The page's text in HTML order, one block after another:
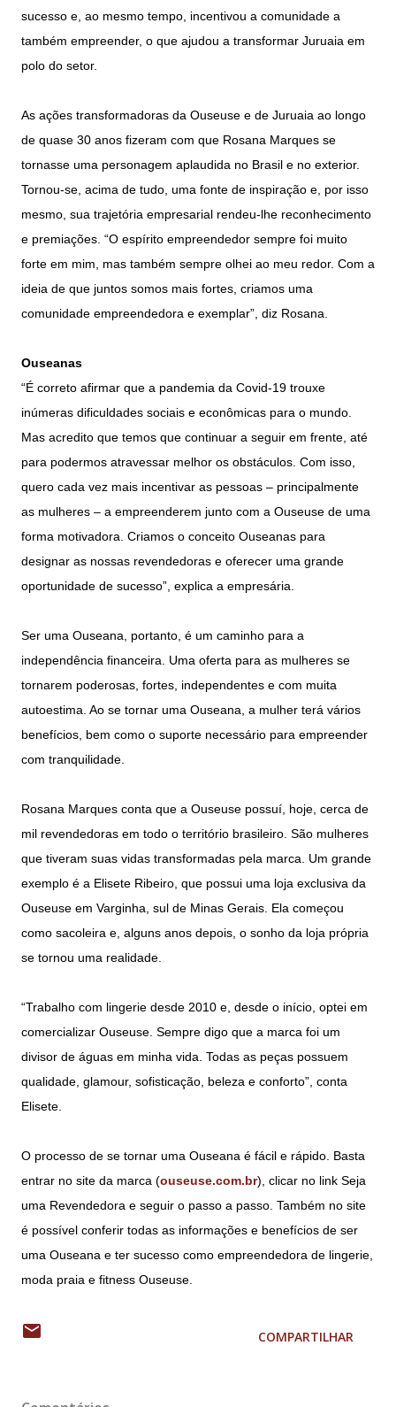
sucesso e, ao mesmo tempo, incentivou a comunidade a
também empreender, o que ajudou a transformar Juruaia em
polo do setor.
As ações transformadoras da Ouseuse e de Juruaia ao longo
de quase 30 anos fizeram com que Rosana Marques se
tornasse uma personagem aplaudida no Brasil e no exterior.
Tornou-se, acima de tudo, uma fonte de inspiração e, por isso
mesmo, sua trajetória empresarial rendeu-lhe reconhecimento
e premiações. “O espírito empreendedor sempre foi muito
forte em mim, mas também sempre olhei ao meu redor. Com a
ideia de que juntos somos mais fortes, criamos uma
comunidade empreendedora e exemplar”, diz Rosana.
Ouseanas
“É correto afirmar que a pandemia da Covid-19 trouxe
inúmeras dificuldades sociais e econômicas para o mundo.
Mas acredito que temos que continuar a seguir em frente, até
para podermos atravessar melhor os obstáculos. Com isso,
quero cada vez mais incentivar as pessoas – principalmente
as mulheres – a empreenderem junto com a Ouseuse de uma
forma motivadora. Criamos o conceito Ouseanas para
designar as nossas revendedoras e oferecer uma grande
oportunidade de sucesso”, explica a empresária.
Ser uma Ouseana, portanto, é um caminho para a
independência financeira. Uma oferta para as mulheres se
tornarem poderosas, fortes, independentes e com muita
autoestima. Ao se tornar uma Ouseana, a mulher terá vários
benefícios, bem como o suporte necessário para empreender
com tranquilidade.
Rosana Marques conta que a Ouseuse possuí, hoje, cerca de
mil revendedoras em todo o território brasileiro. São mulheres
que tiveram suas vidas transformadas pela marca. Um grande
exemplo é a Elisete Ribeiro, que possui uma loja exclusiva da
Ouseuse em Varginha, sul de Minas Gerais. Ela começou
como sacoleira e, alguns anos depois, o sonho da loja própria
se tornou uma realidade.
“Trabalho com lingerie desde 2010 e, desde o início, optei em
comercializar Ouseuse. Sempre digo que a marca foi um
divisor de águas em minha vida. Todas as peças possuem
qualidade, glamour, sofisticação, beleza e conforto”, conta
Elisete.
O processo de se tornar uma Ouseana é fácil e rápido. Basta
entrar no site da marca (ouseuse.com.br), clicar no link Seja
uma Revendedora e seguir o passo a passo. Também no site
é possível conferir todas as informações e benefícios de ser
uma Ouseana e ter sucesso como empreendedora de lingerie,
moda praia e fitness Ouseuse.
COMPARTILHAR